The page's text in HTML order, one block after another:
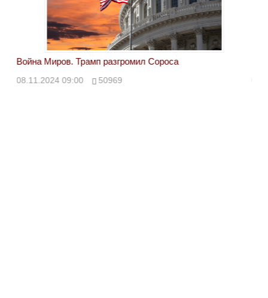
Война Миров. Трамп разгромил Сороса
08.11.2024 09:00 50969